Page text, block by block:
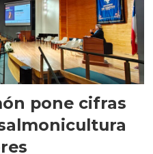
pone cifras